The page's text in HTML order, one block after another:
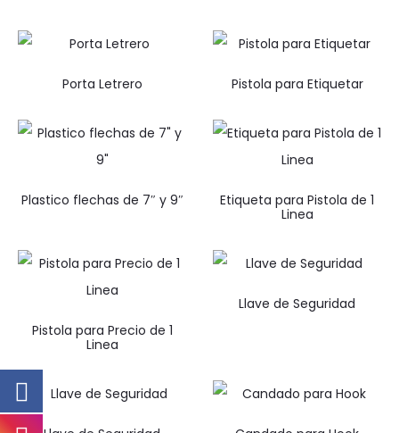
Porta Letrero Pistola para Etiquetar
Plastico flechas de 7″ y 9″
Etiqueta para Pistola de 1
Linea
Pistola para Precio de 1
Linea
Llave de Seguridad